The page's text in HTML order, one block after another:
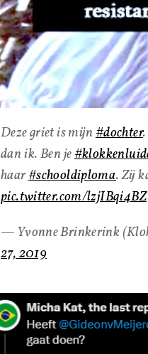
Deze griet is mijn#dochter
dan ik. Ben je
haar#schooldiploma. Zij
pic.twitter.com/lzjIBqi4BZ
— Yvonne Brinkerink
27, 2019